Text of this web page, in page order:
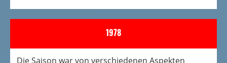
1978
Die Saison war von verschiedenen Aspekten